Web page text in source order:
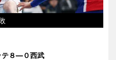
テ８―０西武